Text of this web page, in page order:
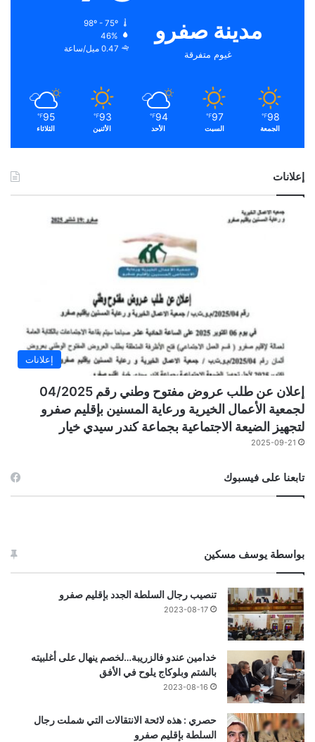
مدينة صفرو
غيوم متفرقة
98º - 75º
46%
0.47 ميل/ساعة
98
℉
الجمعة
97
℉
السبت
94
℉
الأحد
93
℉
الأثنين
95
℉
الثلاثاء
إعلانات
إعلانات
إعلان عن طلب عروض مفتوح وطني رقم 04/2025
لجمعية الأعمال الخيرية ورعاية المسنين بإقليم صفرو
لتجهيز الضيعة الاجتماعية بجماعة كندر سيدي خيار
2025-09-21
تابعنا على فيسبوك
بواسطة يوسف مسكين
تنصيب رجال السلطة الجدد بإقليم صفرو
2023-08-17
خدامين عندو فالزريبة…لخصم ينهال على أغلبيته
بالشتم وبلوكاج يلوح في الأفق
2023-08-16
حصري : هذه لائحة الانتقالات التي شملت رجال
السلطة بإقليم صفرو